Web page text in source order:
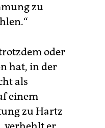
zu
oder
hat, in der
als
einem
zu Hartz